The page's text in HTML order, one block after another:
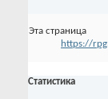
Эта страница
https://
Статистика